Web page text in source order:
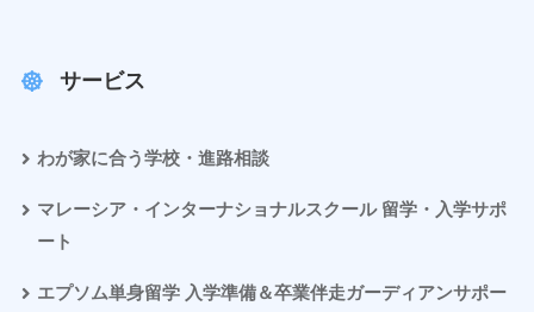
サービス
わが家に合う学校・進路相談
マレーシア・インターナショナルスクール 留学・入学サポ
ート
エプソム単身留学 入学準備＆卒業伴走ガーディアンサポー